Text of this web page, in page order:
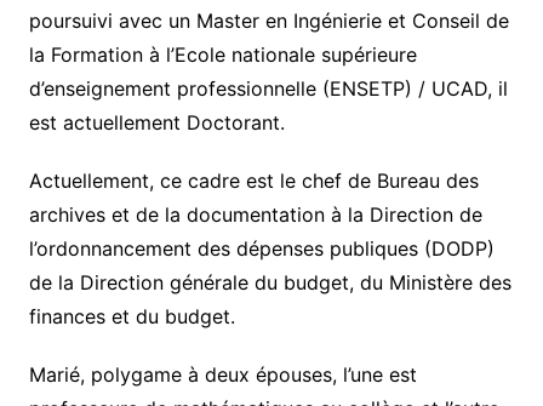
poursuivi avec un Master en Ingénierie et Conseil de
la Formation à l’Ecole nationale supérieure
d’enseignement professionnelle (ENSETP) / UCAD, il
est actuellement Doctorant.
Actuellement, ce cadre est le chef de Bureau des
archives et de la documentation à la Direction de
l’ordonnancement des dépenses publiques (DODP)
de la Direction générale du budget, du Ministère des
finances et du budget.
Marié, polygame à deux épouses, l’une est